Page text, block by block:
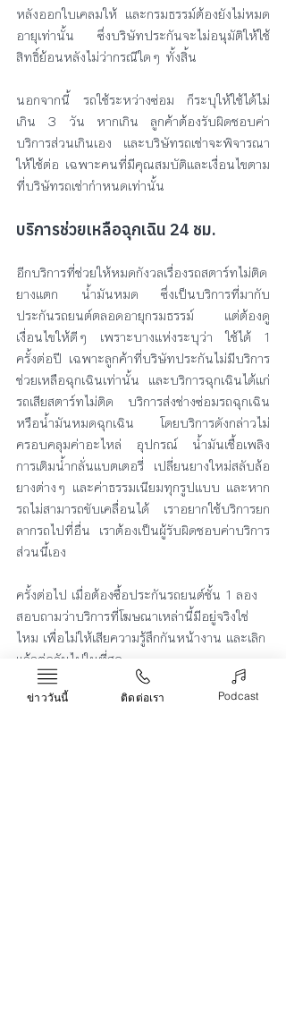
หลังออกใบเคลมให้ และกรมธรรม์ต้องยังไม่หมด
อายุเท่านั้น ซึ่งบริษัทประกันจะไม่อนุมัติให้ใช้
สิทธิ์ย้อนหลังไม่ว่ากรณีใดๆ ทั้งสิ้น
นอกจากนี้ รถใช้ระหว่างซ่อม ก็ระบุให้ใช้ได้ไม่
เกิน 3 วัน หากเกิน ลูกค้าต้องรับผิดชอบค่า
บริการส่วนเกินเอง และบริษัทรถเช่าจะพิจารณา
ให้ใช้ต่อ เฉพาะคนที่มีคุณสมบัติและเงื่อนไขตาม
ที่บริษัทรถเช่ากำหนดเท่านั้น
บริการช่วยเหลือฉุกเฉิน 24 ชม.
อีกบริการที่ช่วยให้หมดกังวลเรื่องรถสตาร์ทไม่ติด
ยางแตก น้ำมันหมด ซึ่งเป็นบริการที่มากับ
ประกันรถยนต์ตลอดอายุกรมธรรม์ แต่ต้องดู
เงื่อนไขให้ดีๆ เพราะบางแห่งระบุว่า ใช้ได้ 1
ครั้งต่อปี เฉพาะลูกค้าที่บริษัทประกันไม่มีบริการ
ช่วยเหลือฉุกเฉินเท่านั้น และบริการฉุกเฉินได้แก่
รถเสียสตาร์ทไม่ติด บริการส่งช่างซ่อมรถฉุกเฉิน
หรือน้ำมันหมดฉุกเฉิน โดยบริการดังกล่าวไม่
ครอบคลุมค่าอะไหล่ อุปกรณ์ น้ำมันเชื้อเพลิง
การเติมน้ำกลั่นแบตเตอรี่ เปลี่ยนยางใหม่สลับล้อ
ยางต่างๆ และค่าธรรมเนียมทุกรูปแบบ และหาก
รถไม่สามารถขับเคลื่อนได้ เราอยากใช้บริการยก
ลากรถไปที่อื่น เราต้องเป็นผู้รับผิดชอบค่าบริการ
ส่วนนี้เอง
ครั้งต่อไป เมื่อต้องซื้อประกันรถยนต์ชั้น 1 ลอง
สอบถามว่าบริการที่โฆษณาเหล่านี้มีอยู่จริงใช่
ไหม เพื่อไม่ให้เสียความรู้สึกกันหน้างาน และเลิก
แล้วต่อกันไปในที่สุด
ประกันรถยนต์
บริการ24ชม.
Life & Arts
ข่าววันนี้ ติดต่อเรา Podcast